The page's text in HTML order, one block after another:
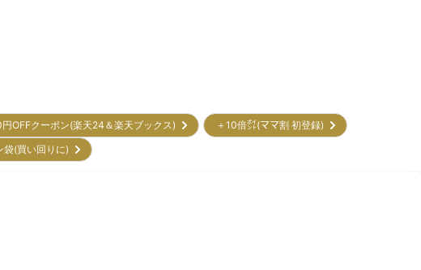
円OFFクーポン(楽天24＆楽天ブックス)
＋10倍㌽(ママ割 初登録)
袋(買い回りに)